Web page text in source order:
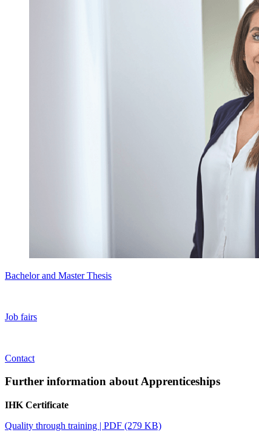
Bachelor and Master Thesis
Job fairs
Contact
Further information about Apprenticeships
IHK Certificate
Quality through training | PDF (279 KB)